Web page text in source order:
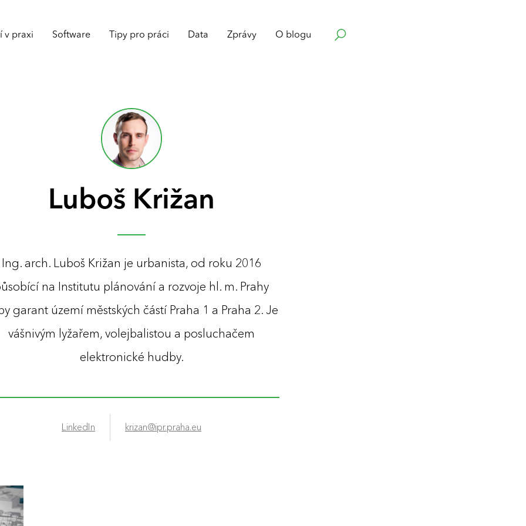
v praxi Software Tipy pro práci Data Zprávy O blogu
Luboš Križan
Ing. arch. Luboš Križan je urbanista, od roku 2016
na Institutu plánování a rozvoje hl. m. Prahy
garant území městských částí Praha 1 a Praha 2. Je
vášnivým lyžařem, volejbalistou a posluchačem
elektronické hudby.
LinkedIn krizan@ipr.praha.eu